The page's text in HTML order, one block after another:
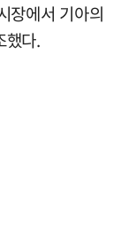
장에서 기아의
했다.